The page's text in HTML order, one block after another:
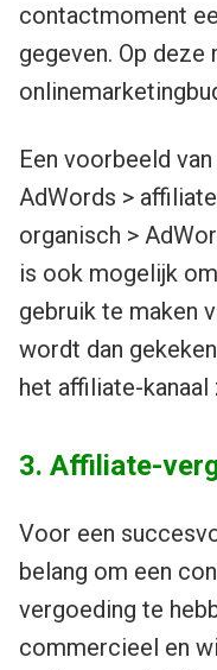
contactmoment
gegeven. Op deze
Een voorbeeld
AdWords >
organisch >
is ook mogelijk
gebruik te maken
wordt dan
het affiliate-
3. Affiliate-
Voor een
belang om een
vergoeding te
commercieel en